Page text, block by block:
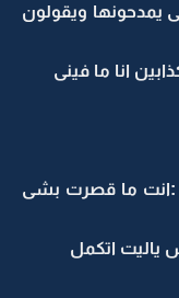
يمدحونها ويقولون
انا ما فينى
:انت ما قصرت بشى
ياليت اتكمل